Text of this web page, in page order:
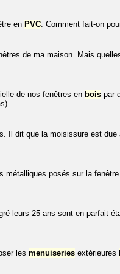
en PVC. Comment fait-on
de ma maison. Mais
de nos fenêtres en bois par
Il dit que la moisissure est
métalliques posés sur la
leurs 25 ans sont en parfait
les menuiseries extérieures